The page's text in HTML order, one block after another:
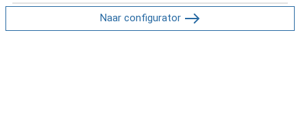
Naar configurator